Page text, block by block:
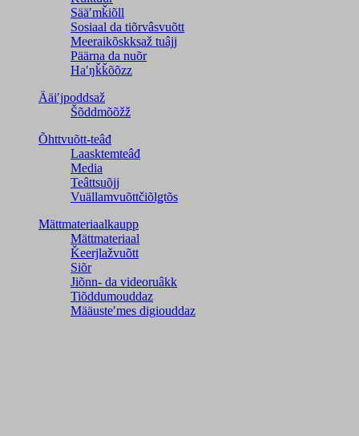
Sääʹmǩiõll
Sosiaal da tiõrvâsvuõtt
Meeraikõskksaž tuâjj
Päärna da nuõr
Haʹŋǩǩõõzz
Ääiʹjpoddsaž
Šõddmõõžž
Õhttvuõtt-teâđ
Laasktemteâđ
Media
Teâttsuõjj
Vuällamvuõttčiõlǥtõs
Mättmateriaalkaupp
Mättmateriaal
Ǩeerjlažvuõtt
Siõr
Jiõnn- da videoruâkk
Tiõddumouddaz
Määusteʹmes digiouddaz